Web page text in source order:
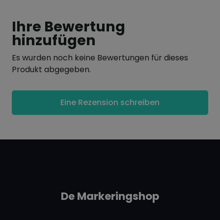
Lieferbar in den Farben weiß, gelb, blau, rot,
schwarz
Ihre Bewertung
hinzufügen
Es wurden noch keine Bewertungen für dieses
Produkt abgegeben.
Eine Rezension schreiben
De Markeringshop